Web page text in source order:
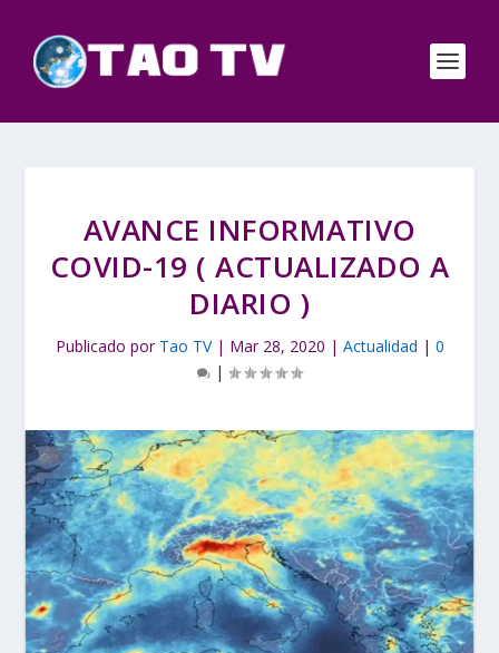
AVANCE INFORMATIVO
COVID-19 ( ACTUALIZADO A
DIARIO )
Publicado por Tao TV| Mar 28, 2020 | Actualidad | 0
|